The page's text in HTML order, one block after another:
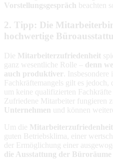
Vorstellungsgespräch beachten
2. Tipp: Die
hochwertige
Die Mitarbeiterzufriedenheit
ganz wesentliche Rolle – denn
auch produktiver
.
Fachkräftemangels gilt es jedoch,
um keine qualifizierten
Zufriedene Mitarbeiter fungieren
Unternehmen und können
Um die Mitarbeiterzufriedenheit
guten Betriebsklima, einer
der Ermöglichung einer
die Ausstattung der